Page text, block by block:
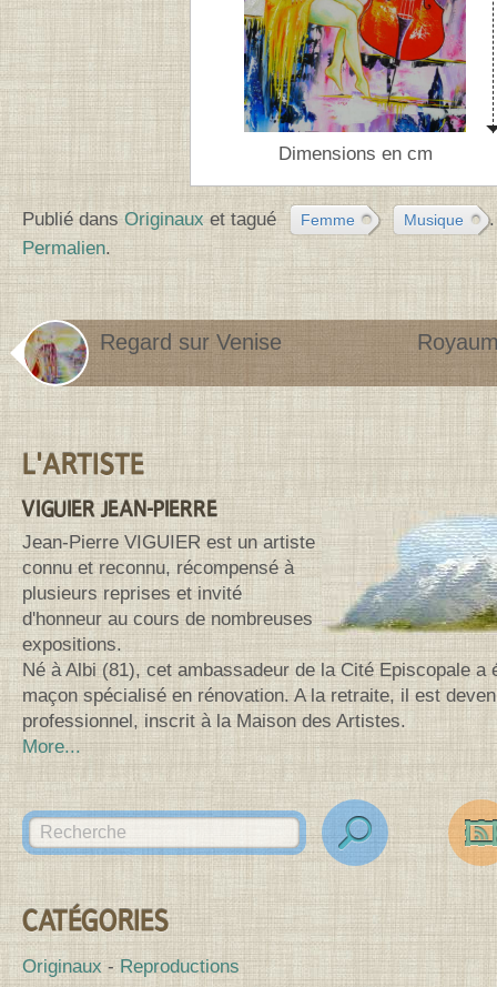
Dimensions en cm
Publié dansOriginaux et tagué Femme Musique
.
Permalien.
Regard sur Venise
Contenu de la barre latérale
L'ARTISTE
VIGUIER JEAN-PIERRE
Jean-Pierre VIGUIER est un artiste
connu et reconnu, récompensé à
plusieurs reprises et invité
d'honneur au cours de nombreuses
expositions.
Né à Albi (81), cet ambassadeur de la Cité Episcopale a
maçon spécialisé en rénovation. A la retraite, il est
professionnel, inscrit à la Maison des Artistes.
More...
Search for:
des
CATÉGORIES
Originaux Reproductions